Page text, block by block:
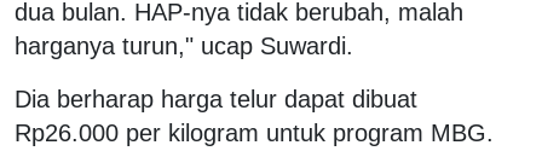
dua bulan. HAP-nya tidak berubah, malah
harganya turun," ucap Suwardi.
Dia berharap harga telur dapat dibuat
Rp26.000 per kilogram untuk program MBG.